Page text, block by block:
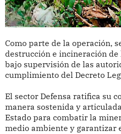
Como parte de la operación,
destrucción e incineración de
bajo supervisión de las
cumplimiento del Decreto
El sector Defensa ratifica su
manera sostenida y
Estado para combatir la
medio ambiente y garantizar